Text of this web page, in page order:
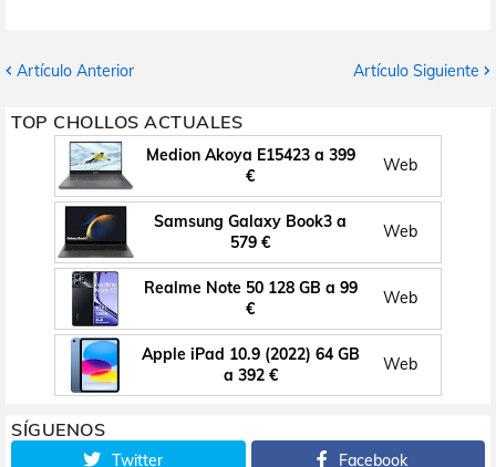
Artículo Anterior Artículo Siguiente
TOP CHOLLOS ACTUALES
Medion Akoya E15423 a 399
€
Web
Samsung Galaxy Book3 a
579 €
Web
Realme Note 50 128 GB a 99
€
Web
Apple iPad 10.9 (2022) 64 GB
a 392 €
Web
SÍGUENOS
Twitter Facebook